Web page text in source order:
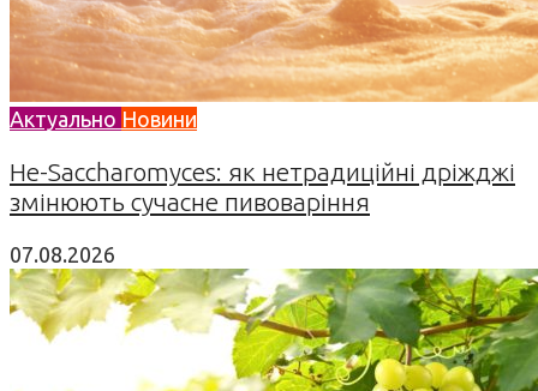
Актуально Новини
Не-Saccharomyces: як нетрадиційні дріжджі
змінюють сучасне пивоваріння
07.08.2026